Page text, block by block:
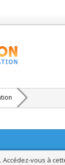
Accédez-vous à